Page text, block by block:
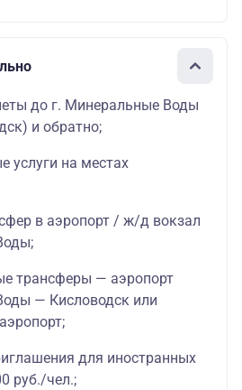
до г. Минеральные Воды
и обратно;
услуги на местах
в аэропорт / ж/д вокзал
трансферы — аэропорт
— Кисловодск или
для иностранных
руб./чел.;